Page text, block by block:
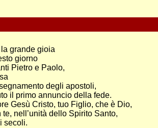
grande gioia
giorno
Pietro e Paolo,
degli apostoli,
il primo annuncio della fede.
Gesù Cristo, tuo Figlio, che è Dio,
nell’unità dello Spirito Santo,
secoli.